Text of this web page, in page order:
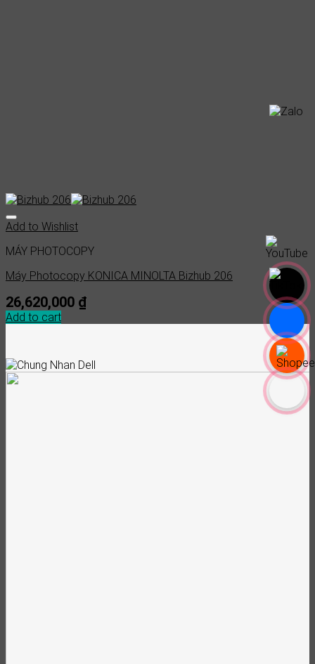
Add to Wishlist
MÁY PHOTOCOPY
Máy Photocopy KONICA MINOLTA Bizhub 206
26,620,000 ₫
Add to cart